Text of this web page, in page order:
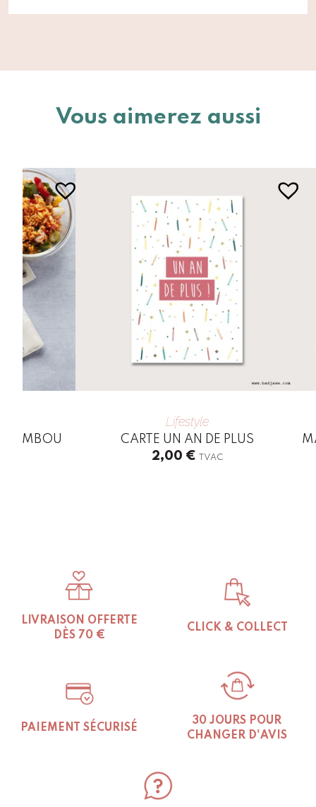
Vous aimerez aussi
BAMBOU
Lifestyle
CARTE UN AN DE PLUS
2,00 € TVAC
LIVRAISON OFFERTE
DÈS 70 €
CLICK & COLLECT
PAIEMENT SÉCURISÉ
30 JOURS POUR
CHANGER D'AVIS